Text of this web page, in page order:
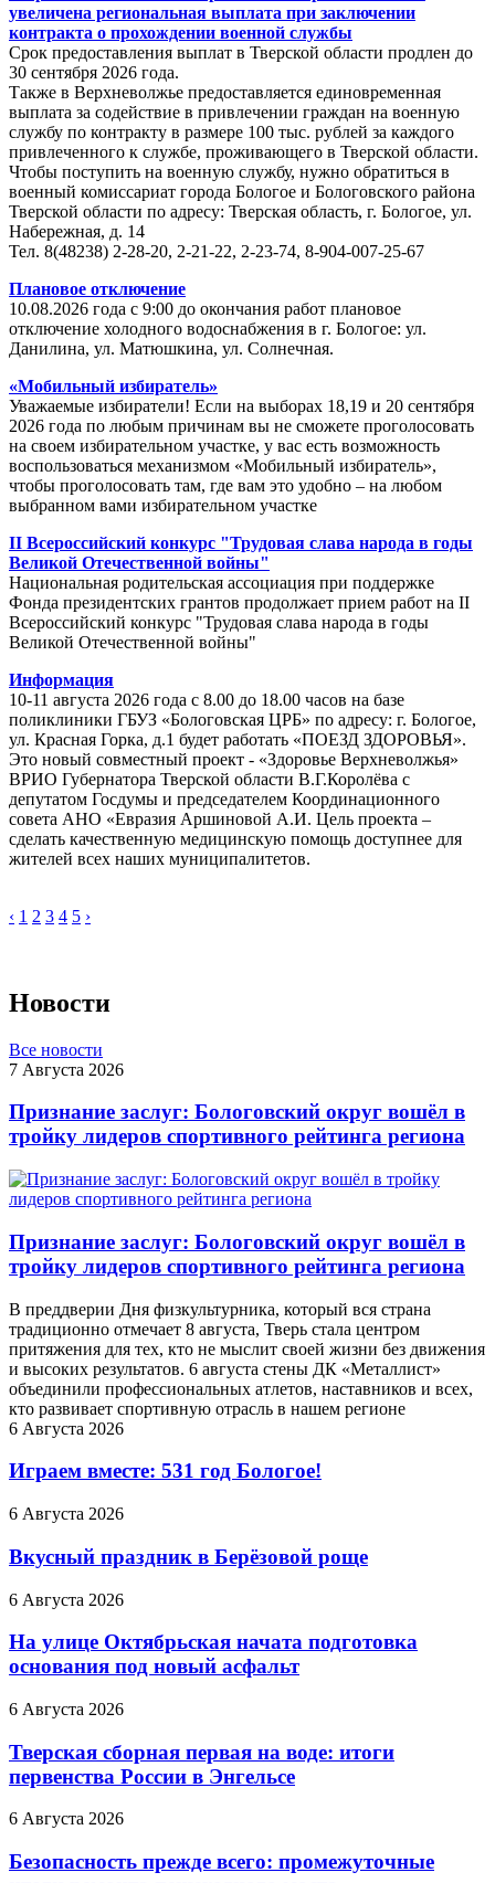
увеличена региональная выплата при заключении
контракта о прохождении военной службы
Срок предоставления выплат в Тверской области продлен до
30 сентября 2026 года.
Также в Верхневолжье предоставляется единовременная
выплата за содействие в привлечении граждан на военную
службу по контракту в размере 100 тыс. рублей за каждого
привлеченного к службе, проживающего в Тверской области.
Чтобы поступить на военную службу, нужно обратиться в
военный комиссариат города Бологое и Бологовского района
Тверской области по адресу: Тверская область, г. Бологое, ул.
Набережная, д. 14
Тел. 8(48238) 2-28-20, 2-21-22, 2-23-74, 8-904-007-25-67
Плановое отключение
10.08.2026 года с 9:00 до окончания работ плановое
отключение холодного водоснабжения в г. Бологое: ул.
Данилина, ул. Матюшкина, ул. Солнечная.
«Мобильный избиратель»
Уважаемые избиратели! Если на выборах 18,19 и 20 сентября
2026 года по любым причинам вы не сможете проголосовать
на своем избирательном участке, у вас есть возможность
воспользоваться механизмом «Мобильный избиратель»,
чтобы проголосовать там, где вам это удобно – на любом
выбранном вами избирательном участке
II Всероссийский конкурс "Трудовая слава народа в годы
Великой Отечественной войны"
Национальная родительская ассоциация при поддержке
Фонда президентских грантов продолжает прием работ на II
Всероссийский конкурс "Трудовая слава народа в годы
Великой Отечественной войны"
Информация
10-11 августа 2026 года с 8.00 до 18.00 часов на базе
поликлиники ГБУЗ «Бологовская ЦРБ» по адресу: г. Бологое,
ул. Красная Горка, д.1 будет работать «ПОЕЗД ЗДОРОВЬЯ».
Это новый совместный проект - «Здоровье Верхневолжья»
ВРИО Губернатора Тверской области В.Г.Королёва с
депутатом Госдумы и председателем Координационного
совета АНО «Евразия Аршиновой А.И. Цель проекта –
сделать качественную медицинскую помощь доступнее для
жителей всех наших муниципалитетов.
‹ 1 2 3 4 5 ›
Новости
Все новости
7 Августа 2026
Признание заслуг: Бологовский округ вошёл в
тройку лидеров спортивного рейтинга региона
Признание заслуг: Бологовский округ вошёл в
тройку лидеров спортивного рейтинга региона
В преддверии Дня физкультурника, который вся страна
традиционно отмечает 8 августа, Тверь стала центром
притяжения для тех, кто не мыслит своей жизни без движения
и высоких результатов. 6 августа стены ДК «Металлист»
объединили профессиональных атлетов, наставников и всех,
кто развивает спортивную отрасль в нашем регионе
6 Августа 2026
Играем вместе: 531 год Бологое!
6 Августа 2026
Вкусный праздник в Берёзовой роще
6 Августа 2026
На улице Октябрьская начата подготовка
основания под новый асфальт
6 Августа 2026
Тверская сборная первая на воде: итоги
первенства России в Энгельсе
6 Августа 2026
Безопасность прежде всего: промежуточные